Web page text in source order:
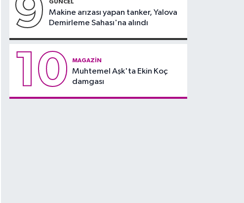
9 GÜNCEL
Makine arızası yapan tanker, Yalova
Demirleme Sahası'na alındı
10 MAGAZIN
Muhtemel Aşk'ta Ekin Koç
damgası